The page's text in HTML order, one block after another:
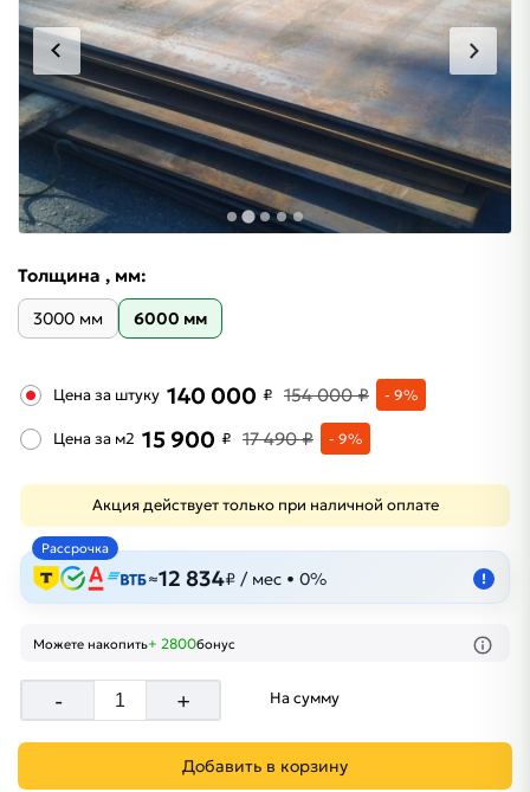
Толщина , мм:
3000 мм 6000 мм
Цена за штуку 140 000 ₽ 154 000 ₽ - 9%
Цена за м2 15 900 ₽ 17 490 ₽ - 9%
Акция действует только при наличной оплате
Рассрочка
≈12 834₽ / мес • 0% !
Можете накопить+ 2800бонус
- + На сумму
Добавить в корзину